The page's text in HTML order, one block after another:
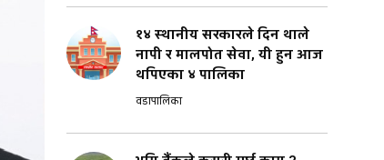
१४ स्थानीय सरकारले दिन थाले
नापी र मालपोत सेवा, यी हुन आज
थपिएका ४ पालिका
वडापालिका